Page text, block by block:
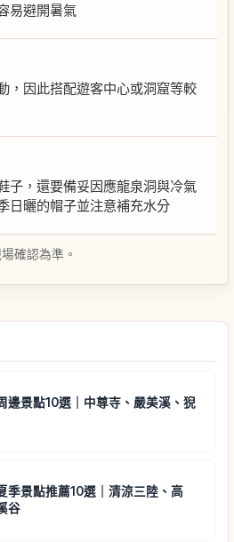
易避開暑氣
，因此搭配遊客中心或洞窟等較
子，還要備妥因應龍泉洞與冷氣
日曬的帽子並注意補充水分
確認為準。
邊景點10選｜中尊寺、嚴美溪、猊
季景點推薦10選｜清涼三陸、高
谷